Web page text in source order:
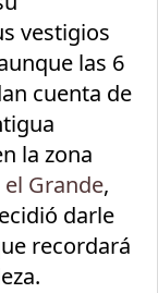
vestigios
las 6
cuenta de
la zona
el Grande,
darle
recordará